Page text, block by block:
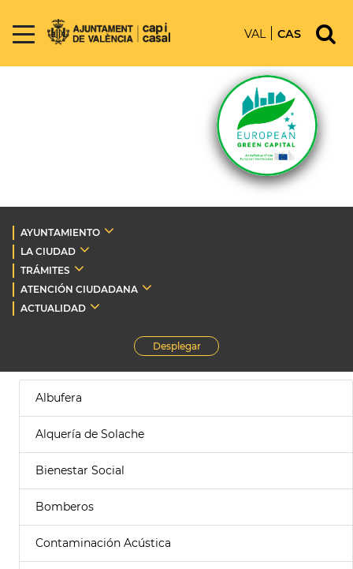
VAL CAS
AYUNTAMIENTO
LA CIUDAD
TRÁMITES
ATENCIÓN CIUDADANA
ACTUALIDAD
Desplegar
Albufera
Alquería de Solache
Bienestar Social
Bomberos
Contaminación Acústica